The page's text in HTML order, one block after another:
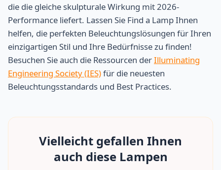
die die gleiche skulpturale Wirkung mit 2026-
Performance liefert. Lassen Sie Find a Lamp Ihnen
helfen, die perfekten Beleuchtungslösungen für Ihren
einzigartigen Stil und Ihre Bedürfnisse zu finden!
Besuchen Sie auch die Ressourcen derIlluminating
Engineering Society (IES)für die neuesten
Beleuchtungsstandards und Best Practices.
Vielleicht gefallen Ihnen
auch diese Lampen